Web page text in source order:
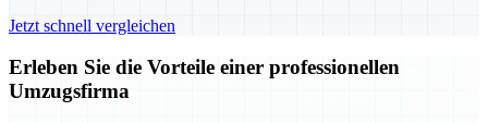
Jetzt schnell vergleichen
Erleben Sie die Vorteile einer professionellen
Umzugsfirma